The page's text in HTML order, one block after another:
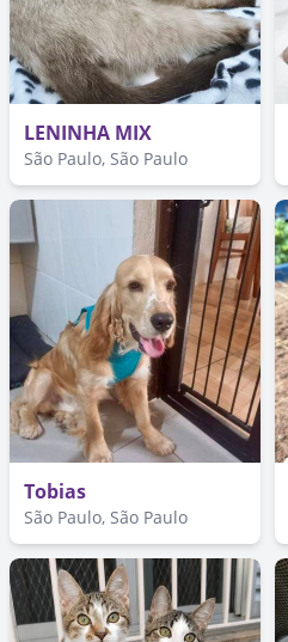
LENINHA MIX
São Paulo, São Paulo
Tobias
São Paulo, São Paulo